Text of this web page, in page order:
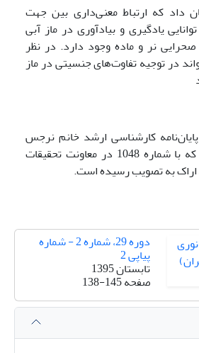
داد که ارتباط معنی‌داری بین جهت
یادگیری و بیادآوری در ماز آبی
نر و ماده وجود دارد. در نظر
در توجیه تفاوت‌های جنسیتی در ماز
کارشناسی ارشد خانم نرجس
است که با شماره 1048 در معاونت تحقیقات
به تصویب رسیده است.
دوره 29، شماره 2 - شماره
پیاپی 2
تابستان 1395
صفحه138-145